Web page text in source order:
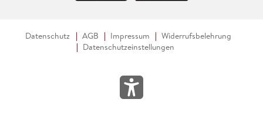
Datenschutz AGB Impressum
Widerrufsbelehrung
Datenschutzeinstellungen